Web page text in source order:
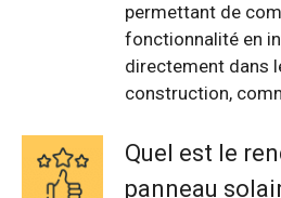
permettant de
fonctionnalité en
directement dans
construction,
Quel est le
panneau